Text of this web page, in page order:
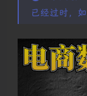
已经过时，